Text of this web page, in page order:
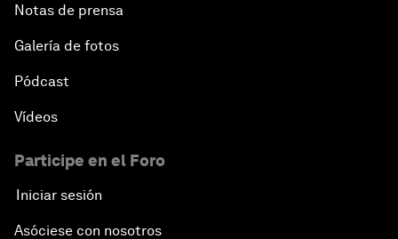
Notas de prensa
Galería de fotos
Pódcast
Vídeos
Participe en el Foro
Iniciar sesión
Asóciese con nosotros